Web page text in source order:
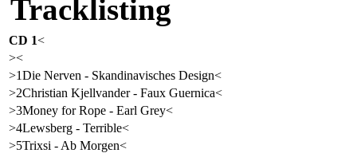
Tracklisting
CD 1<
><
>1Die Nerven - Skandinavisches Design<
>2Christian Kjellvander - Faux Guernica<
>3Money for Rope - Earl Grey<
>4Lewsberg - Terrible<
>5Trixsi - Ab Morgen<